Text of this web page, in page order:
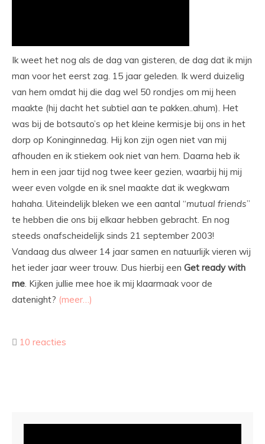
Ik weet het nog als de dag van gisteren, de dag dat ik mijn
man voor het eerst zag. 15 jaar geleden. Ik werd duizelig
van hem omdat hij die dag wel 50 rondjes om mij heen
maakte (hij dacht het subtiel aan te pakken..ahum). Het
was bij de botsauto’s op het kleine kermisje bij ons in het
dorp op Koninginnedag. Hij kon zijn ogen niet van mij
afhouden en ik stiekem ook niet van hem. Daarna heb ik
hem in een jaar tijd nog twee keer gezien, waarbij hij mij
weer even volgde en ik snel maakte dat ik wegkwam
hahaha. Uiteindelijk bleken we een aantal “mutual friends”
te hebben die ons bij elkaar hebben gebracht. En nog
steeds onafscheidelijk sinds 21 september 2003!
Vandaag dus alweer 14 jaar samen en natuurlijk vieren wij
het ieder jaar weer trouw. Dus hierbij een Get ready with
me. Kijken jullie mee hoe ik mij klaarmaak voor de
datenight? (meer…)
10 reacties